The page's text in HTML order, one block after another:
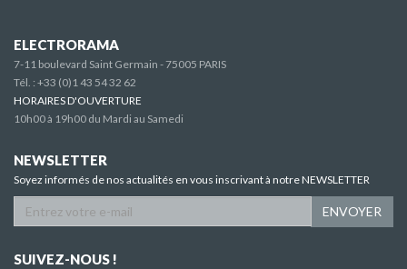
ELECTRORAMA
7-11 boulevard Saint Germain - 75005 PARIS
Tél. : +33 (0)1 43 54 32 62
HORAIRES D'OUVERTURE
10h00 à 19h00 du Mardi au Samedi
NEWSLETTER
Soyez informés de nos actualités en vous inscrivant à notre NEWSLETTER
ENVOYER
SUIVEZ-NOUS !